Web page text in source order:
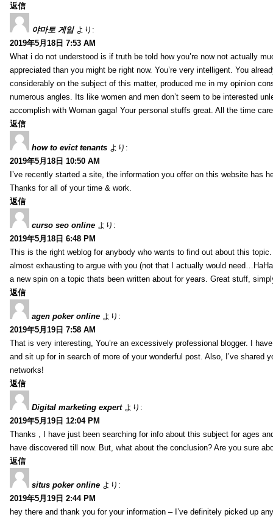
返信
야마토 게임 より:
2019年5月18日 7:53 AM
What i do not understood is if truth be told how you’re now not actually
appreciated than you might be right now. You’re very intelligent. You
considerably on the subject of this matter, produced me in my opinion
numerous angles. Its like women and men don’t seem to be interested
accomplish with Woman gaga! Your personal stuffs great. All the time
返信
how to evict tenants より:
2019年5月18日 10:50 AM
I’ve recently started a site, the information you offer on this website has
Thanks for all of your time & work.
返信
curso seo online より:
2019年5月18日 6:48 PM
This is the right weblog for anybody who wants to find out about this
almost exhausting to argue with you (not that I actually would
a new spin on a topic thats been written about for years. Great stuff,
返信
agen poker online より:
2019年5月19日 7:58 AM
That is very interesting, You’re an excessively professional blogger. I
and sit up for in search of more of your wonderful post. Also, I’ve shared
networks!
返信
Digital marketing expert より:
2019年5月19日 12:04 PM
Thanks , I have just been searching for info about this subject for ages
have discovered till now. But, what about the conclusion? Are you sure
返信
situs poker online より:
2019年5月19日 2:44 PM
hey there and thank you for your information – I’ve definitely picked up